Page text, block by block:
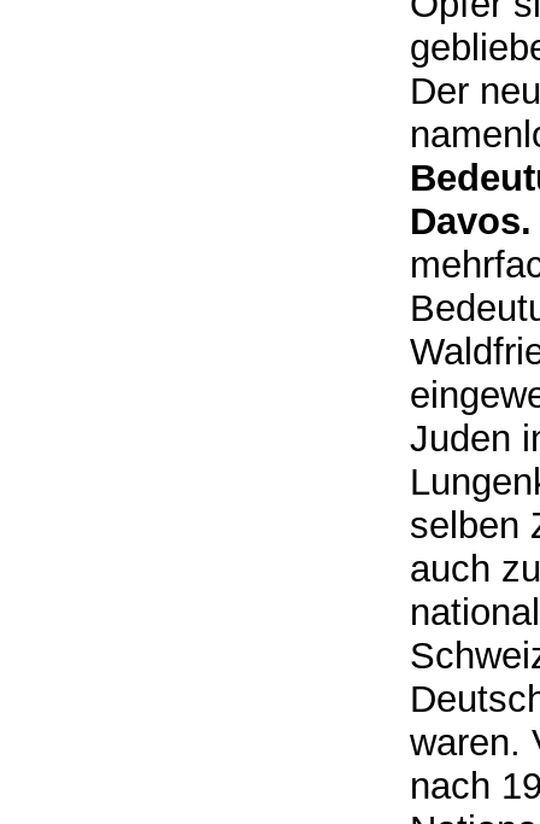
Der
Juden
selben
auch
waren.
nach